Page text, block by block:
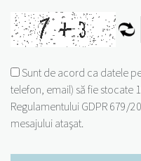
Sunt de acord ca datele
telefon, email) să fie stocate
Regulamentului GDPR 679/
mesajului ataşat.